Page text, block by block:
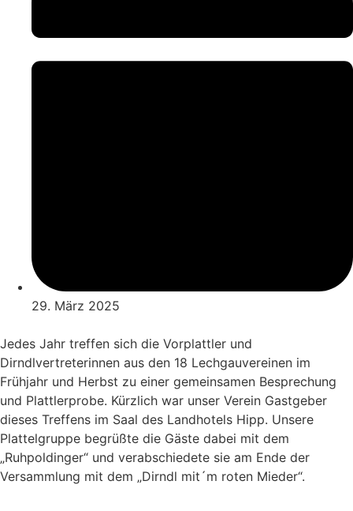
29. März 2025
Jedes Jahr treffen sich die Vorplattler und
Dirndlvertreterinnen aus den 18 Lechgauvereinen im
Frühjahr und Herbst zu einer gemeinsamen Besprechung
und Plattlerprobe. Kürzlich war unser Verein Gastgeber
dieses Treffens im Saal des Landhotels Hipp. Unsere
Plattelgruppe begrüßte die Gäste dabei mit dem
„Ruhpoldinger“ und verabschiedete sie am Ende der
Versammlung mit dem „Dirndl mit´m roten Mieder“.